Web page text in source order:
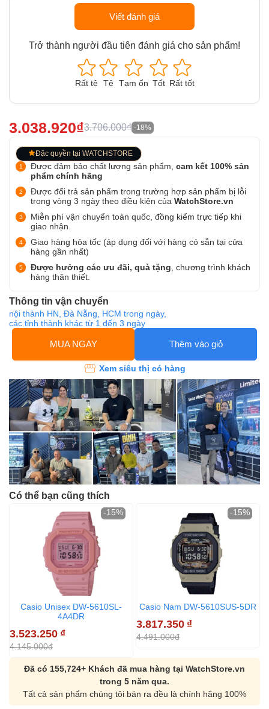
Viết đánh giá
Trở thành người đầu tiên đánh giá cho sản phẩm!
Rất tệ Tệ Tạm ổn Tốt Rất tốt
3.038.920₫3.706.000₫ -18%
Đặc quyền tại WATCHSTORE
Được đảm bảo chất lượng sản phẩm, cam kết 100% sản
phẩm chính hãng
Được đổi trả sản phẩm trong trường hợp sản phẩm bị lỗi
trong vòng 3 ngày theo điều kiện của WatchStore.vn
Miễn phí vận chuyển toàn quốc, đồng kiểm trực tiếp khi
giao nhận.
Giao hàng hỏa tốc (áp dụng đối với hàng có sẵn tại cửa
hàng gần nhất)
Được hưởng các ưu đãi, quà tặng , chương trình khách
hàng thân thiết.
Thông tin vận chuyển
nội thành HN, Đà Nẵng, HCM trong ngày,
các tỉnh thành khác từ 1 đến 3 ngày
MUA NGAY Thêm vào giỏ
Xem siêu thị có hàng
Có thể bạn cũng thích
Casio Unisex DW-5610SL-
4A4DR
3.523.250 ₫
4.145.000đ
-15%
Casio Nam DW-5610SUS-5DR
3.817.350 ₫
4.491.000đ
-15%
Đã có 155,724+ Khách đã mua hàng tại WatchStore.vn
trong 5 năm qua.
Tất cả sản phẩm chúng tôi bán ra đều là chính hãng 100%